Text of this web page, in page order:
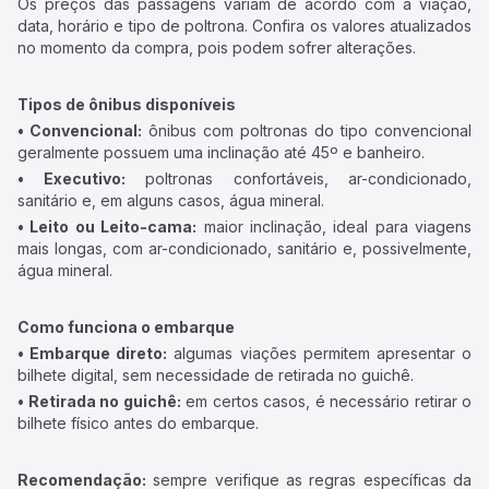
Os preços das passagens variam de acordo com a viação,
data, horário e tipo de poltrona. Confira os valores atualizados
no momento da compra, pois podem sofrer alterações.
Tipos de ônibus disponíveis
• Convencional: ônibus com poltronas do tipo convencional
geralmente possuem uma inclinação até 45º e banheiro.
• Executivo: poltronas confortáveis, ar-condicionado,
sanitário e, em alguns casos, água mineral.
• Leito ou Leito-cama: maior inclinação, ideal para viagens
mais longas, com ar-condicionado, sanitário e, possivelmente,
água mineral.
Como funciona o embarque
• Embarque direto: algumas viações permitem apresentar o
bilhete digital, sem necessidade de retirada no guichê.
• Retirada no guichê: em certos casos, é necessário retirar o
bilhete físico antes do embarque.
Recomendação: sempre verifique as regras específicas da